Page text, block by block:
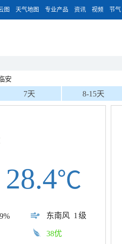
图 天气地图 专业产品 资讯 视频 节气
临安
7天 8-15天
东南风 1级
28.4℃
38优